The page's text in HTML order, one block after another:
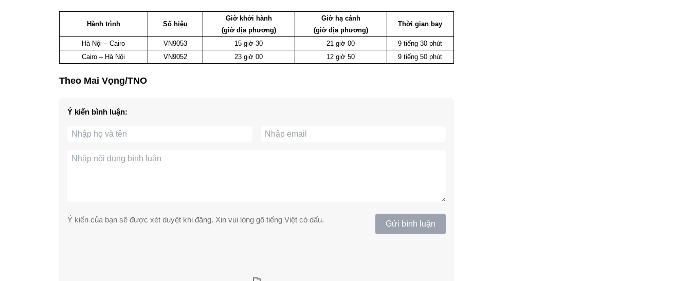
Hành trình Số hiệu
Giờ khởi hành
(giờ địa phương)
Giờ hạ cánh
(giờ địa phương)
Thời gian bay
Hà Nội – Cairo VN9053 15 giờ 30 21 giờ 00
9 tiếng 30 phút
Cairo – Hà Nội
VN9052 23 giờ 00 12 giờ 50 9 tiếng 50 phút
Theo Mai Vọng/TNO
Ý kiến bình luận:
Ý kiến của bạn sẽ được xét duyệt khi đăng. Xin vui lòng gõ tiếng Việt có dấu. Gửi bình luận